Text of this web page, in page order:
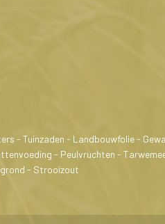
- Tuinzaden - Landbouwfolie -
- Peulvruchten -
- Strooizout